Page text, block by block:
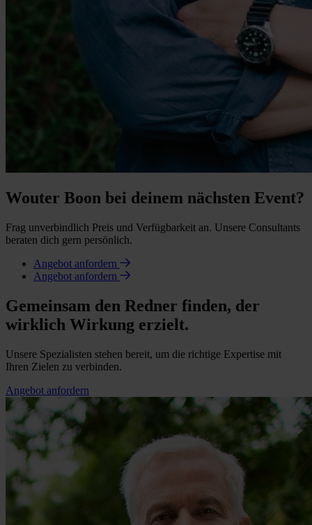
Wouter Boon bei deinem nächsten Event?
Frag unverbindlich Preis und Verfügbarkeit an. Unsere Consultants
beraten dich gern persönlich.
Angebot anfordern
Angebot anfordern
Gemeinsam den Redner finden, der
wirklich Wirkung erzielt.
Unsere Spezialisten stehen bereit, um die richtige Expertise mit
Ihren Zielen zu verbinden.
Angebot anfordern